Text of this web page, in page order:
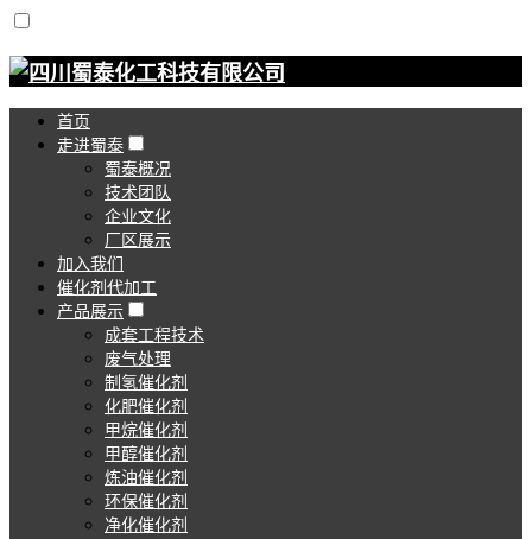
首页
走进蜀泰
蜀泰概况
技术团队
企业文化
厂区展示
加入我们
催化剂代加工
产品展示
成套工程技术
废气处理
制氢催化剂
化肥催化剂
甲烷催化剂
甲醇催化剂
炼油催化剂
环保催化剂
净化催化剂